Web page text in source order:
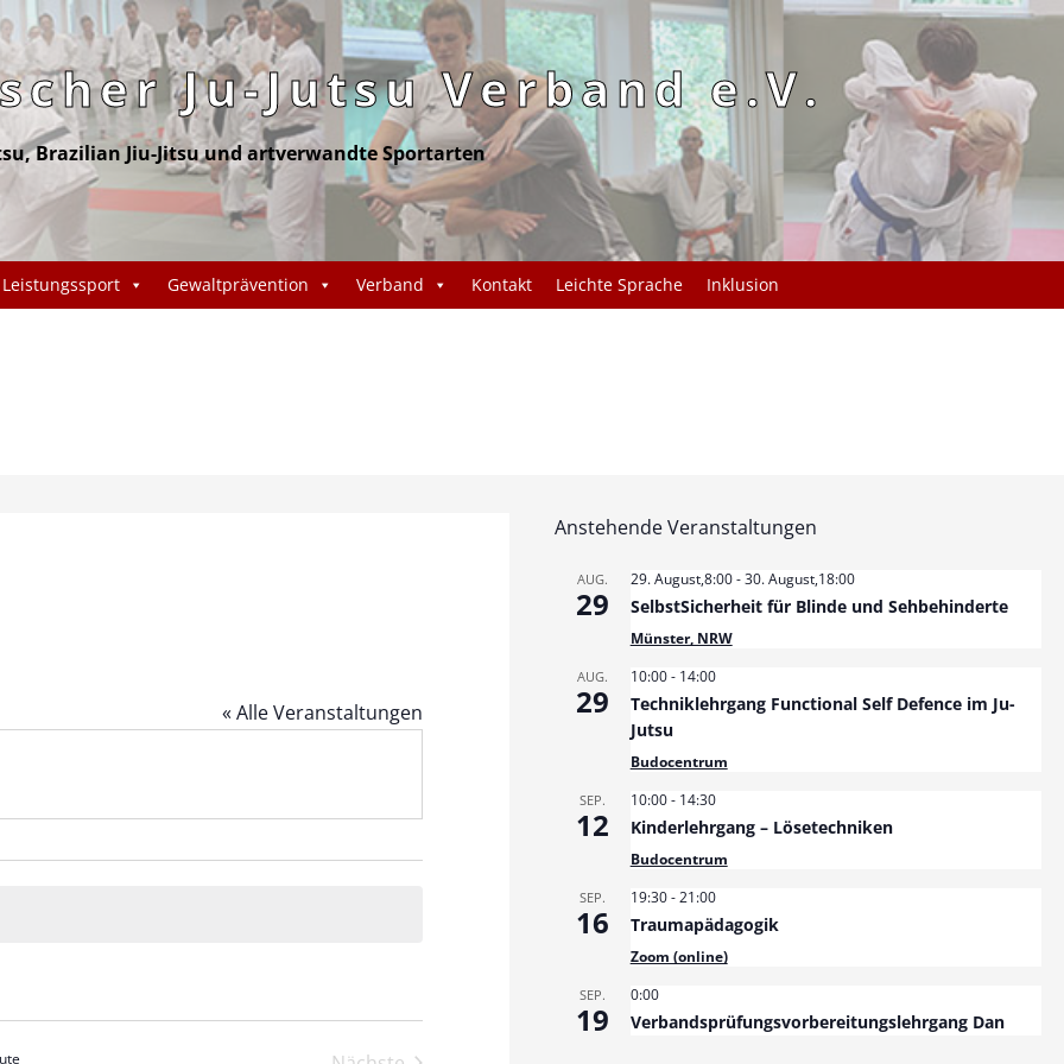
Ju-Jutsu Verband e.V.
Brazilian Jiu-Jitsu und artverwandte Sportarten
Leistungssport Gewaltprävention Verband Kontakt Leichte Sprache Inklusion
« Alle Veranstaltungen
Anstehende Veranstaltungen
AUG.
29
29. August,8:00-30. August,18:00
SelbstSicherheit für Blinde und Sehbehinderte
Münster, NRW
AUG.
29
10:00- 14:00
Techniklehrgang Functional Self Defence im Ju-
Jutsu
Budocentrum
SEP.
12
10:00- 14:30
Kinderlehrgang – Lösetechniken
Budocentrum
SEP.
16
19:30-21:00
Traumapädagogik
Zoom (online)
SEP.
19
0:00
Verbandsprüfungsvorbereitungslehrgang Dan